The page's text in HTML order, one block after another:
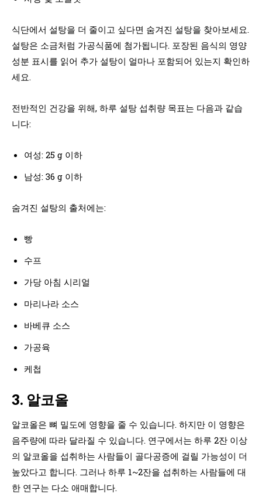
식단에서 설탕을 더 줄이고 싶다면 숨겨진 설탕을 찾아보세요.
설탕은 소금처럼 가공식품에 첨가됩니다. 포장된 음식의 영양
성분 표시를 읽어 추가 설탕이 얼마나 포함되어 있는지 확인하
세요.
전반적인 건강을 위해, 하루 설탕 섭취량 목표는 다음과 같습
니다:
여성: 25 g 이하
남성: 36 g 이하
숨겨진 설탕의 출처에는:
빵
수프
가당 아침 시리얼
마리나라 소스
바베큐 소스
가공육
케첩
3. 알코올
알코올은 뼈 밀도에 영향을 줄 수 있습니다. 하지만 이 영향은
음주량에 따라 달라질 수 있습니다. 연구에서는 하루 2잔 이상
의 알코올을 섭취하는 사람들이 골다공증에 걸릴 가능성이 더
높았다고 합니다. 그러나 하루 1~2잔을 섭취하는 사람들에 대
한 연구는 다소 애매합니다.